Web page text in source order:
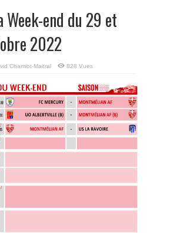
Week-end du 29 et
2022
Chamiot-Maitral 828 Vues